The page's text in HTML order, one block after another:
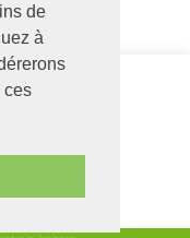
de
à
cesFoyer La
chanoine Ballu
02 41 73 11 66